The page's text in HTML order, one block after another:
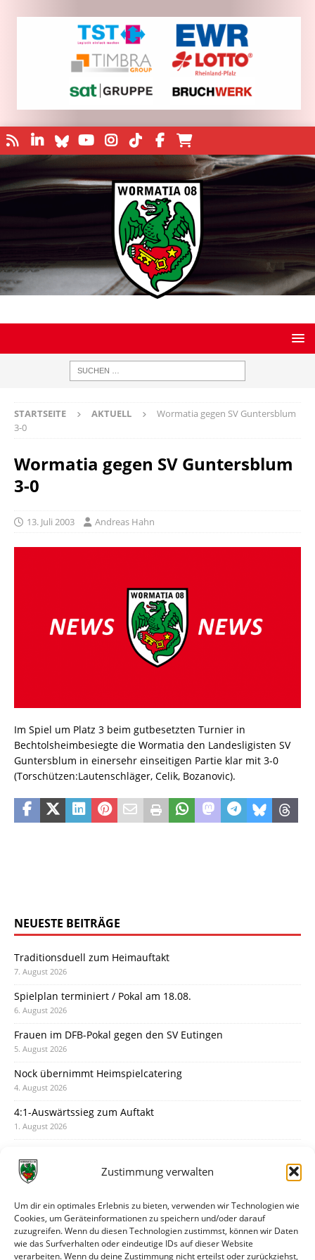
Zustimmung verwalten
Um dir ein optimales Erlebnis zu bieten, verwenden wir Technologien wie
Cookies, um Geräteinformationen zu speichern und/oder darauf
zuzugreifen. Wenn du diesen Technologien zustimmst, können wir Daten
wie das Surfverhalten oder eindeutige IDs auf dieser Website
verarbeiten. Wenn du deine Zustimmung nicht erteilst oder zurückziehst,
STARTSEITE AKTUELL
Wormatia gegen SV Guntersblum
3-0
Wormatia gegen SV Guntersblum
3-0
13. Juli 2003 Andreas Hahn
Im Spiel um Platz 3 beim gutbesetzten Turnier in
Bechtolsheimbesiegte die Wormatia den Landesligisten SV
Guntersblum in einersehr einseitigen Partie klar mit 3-0
(Torschützen:Lautenschläger, Celik, Bozanovic).
NEUESTE BEITRÄGE
Traditionsduell zum Heimauftakt
7. August 2026
Spielplan terminiert / Pokal am 18.08.
6. August 2026
Frauen im DFB-Pokal gegen den SV Eutingen
5. August 2026
Nock übernimmt Heimspielcatering
4. August 2026
4:1-Auswärtssieg zum Auftakt
1. August 2026
31. Juli 2026
30. Juli 2026
Deine Spielminute: 89+1
28. Juli 2026